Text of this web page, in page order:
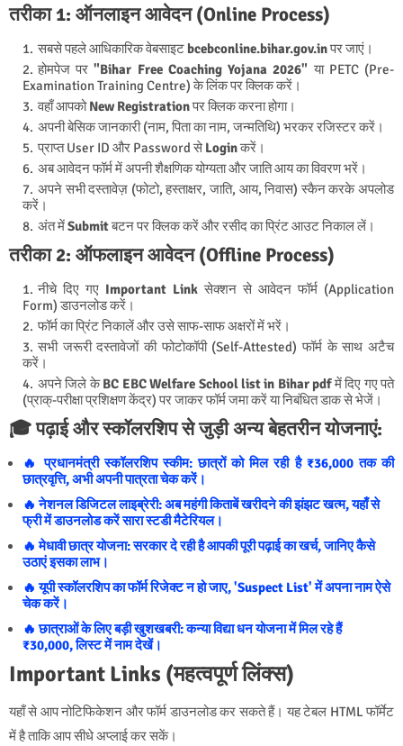
तरीका 1: ऑनलाइन आवेदन (Online Process)
सबसे पहले आधिकारिक वेबसाइट bcebconline.bihar.gov.inपर जाएं।
होमपेज पर"Bihar Free Coaching Yojana 2026" या PETC (Pre-
Examination Training Centre) के लिंक पर क्लिक करें।
वहाँ आपकोNew Registrationपर क्लिक करना होगा।
अपनी बेसिक जानकारी (नाम, पिता का नाम, जन्मतिथि) भरकर रजिस्टर करें।
प्राप्त User ID और Password सेLoginकरें।
अब आवेदन फॉर्म में अपनी शैक्षणिक योग्यता और जाति आय का विवरण भरें।
अपने सभी दस्तावेज़ (फोटो, हस्ताक्षर, जाति, आय, निवास) स्कैन करके अपलोड
करें।
अंत मेंSubmitबटन पर क्लिक करें और रसीद का प्रिंट आउट निकाल लें।
तरीका 2: ऑफलाइन आवेदन (Offline Process)
नीचे दिए गए Important Link सेक्शन से आवेदन फॉर्म (Application
Form) डाउनलोड करें।
फॉर्म का प्रिंट निकालें और उसे साफ-साफ अक्षरों में भरें।
सभी जरूरी दस्तावेजों की फोटोकॉपी (Self-Attested) फॉर्म के साथ अटैच
करें।
अपने जिले केBC EBC Welfare School list in Bihar pdfमें दिए गए पते
(प्राक्-परीक्षा प्रशिक्षण केंद्र) पर जाकर फॉर्म जमा करें या निबंधित डाक से भेजें।
🎓 पढ़ाई और स्कॉलरशिप से जुड़ी अन्य बेहतरीन योजनाएं:
🔥 प्रधानमंत्री स्कॉलरशिप स्कीम: छात्रों को मिल रही है ₹36,000 तक की
छात्रवृत्ति, अभी अपनी पात्रता चेक करें।
🔥 नेशनल डिजिटल लाइब्रेरी: अब महंगी किताबें खरीदने की झंझट खत्म, यहाँ से
फ्री में डाउनलोड करें सारा स्टडी मैटेरियल।
🔥 मेधावी छात्र योजना: सरकार दे रही है आपकी पूरी पढ़ाई का खर्च, जानिए कैसे
उठाएं इसका लाभ।
🔥 यूपी स्कॉलरशिप का फॉर्म रिजेक्ट न हो जाए, 'Suspect List' में अपना नाम ऐसे
चेक करें।
🔥 छात्राओं के लिए बड़ी खुशखबरी: कन्या विद्या धन योजना में मिल रहे हैं
₹30,000, लिस्ट में नाम देखें।
Important Links (महत्वपूर्ण लिंक्स)
यहाँ से आप नोटिफिकेशन और फॉर्म डाउनलोड कर सकते हैं। यह टेबल HTML फॉर्मेट
में है ताकि आप सीधे अप्लाई कर सकें।